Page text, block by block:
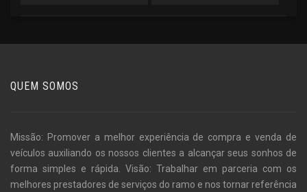
QUEM SOMOS
Missão: Promover a melhor experiência de compra e venda de
veículos auxiliando os nossos clientes a alcançar seus sonhos de
forma simples e rápida. Visão: Trabalhar em parceria com os
melhores prestadores de serviços do ramo e nos tornar referência